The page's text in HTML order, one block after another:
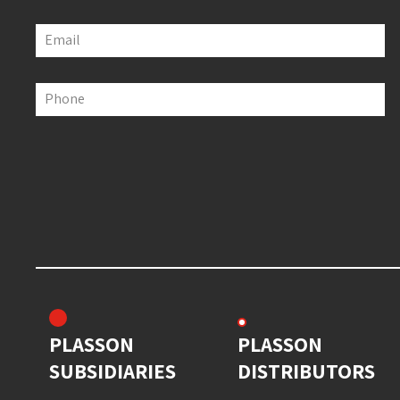
Email
Phone
PLASSON
SUBSIDIARIES
PLASSON
DISTRIBUTORS